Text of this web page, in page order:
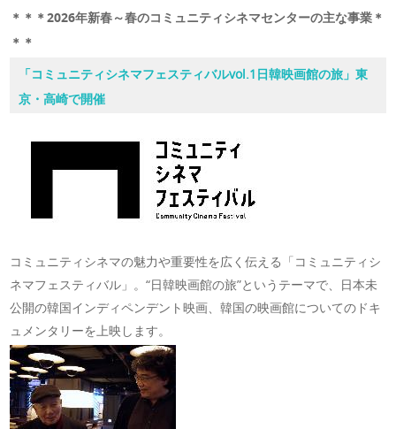
＊＊＊2026年新春～春のコミュニティシネマセンターの主な事業＊
＊＊
「コミュニティシネマフェスティバルvol.1日韓映画館の旅」東
京・高崎で開催
コミュニティシネマの魅力や重要性を広く伝える「コミュニティシ
ネマフェスティバル」。“日韓映画館の旅”というテーマで、日本未
公開の韓国インディペンデント映画、韓国の映画館についてのドキ
ュメンタリーを上映します。